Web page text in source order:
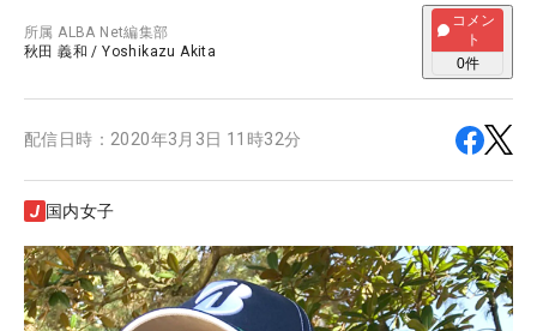
所属ALBA Net編集部
秋田 義和 /Yoshikazu Akita
コメン
ト
0件
配信日時： 2020年3月3日 11時32分
国内女子